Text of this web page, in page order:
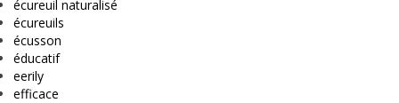
écureuil naturalisé
écureuils
écusson
éducatif
eerily
efficace